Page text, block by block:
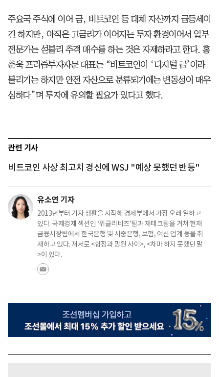
주요국 주식에 이어 금, 비트코인 등 대체 자산까지 급등세이
긴 하지만, 아직은 고금리가 이어지는 투자 환경이어서 일부
전문가는 섣불리 추격 매수를 하는 것은 자제하라고 한다. 홍
춘욱 프리즘투자자문 대표는 “비트코인이 ‘디지털 금’이라
불리기는 하지만 안전 자산으로 분류되기에는 변동성이 매우
심하다”며 투자에 유의할 필요가 있다고 했다.
관련 기사
비트코인 사상 최고치 경신에 WSJ "예상 못했던 반등"
유소연 기자
2013년부터 기자 생활을 시작해 경제부에서 가장 오래 일하고
있다. 국제경제 섹션인 ‘위클리비즈’팀과 재테크팀을 거쳐 현재
금융시장팀에서 한국은행 및 시중은행, 보험, 여신 업계 등을 취
재하고 있다. 저서로 <합정과 망원 사이>, <차마 하지 못했던 말
>이 있다.